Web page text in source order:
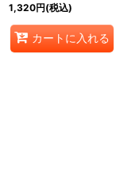
1,320円(税込)
カートに入れる